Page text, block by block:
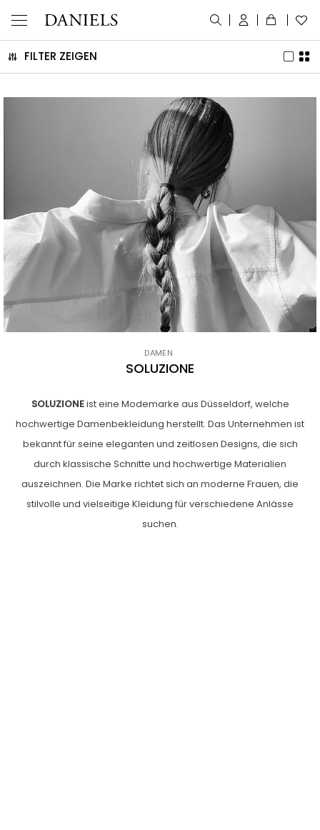
DAMEN
SOLUZIONE
SOLUZIONEist eine Modemarke aus Düsseldorf, welche
hochwertige Damenbekleidung herstellt. Das Unternehmen ist
bekannt für seine eleganten und zeitlosen Designs, die sich
durch klassische Schnitte und hochwertige Materialien
auszeichnen. Die Marke richtet sich an moderne Frauen, die
stilvolle und vielseitige Kleidung für verschiedene Anlässe
suchen.
FILTER ZEIGEN